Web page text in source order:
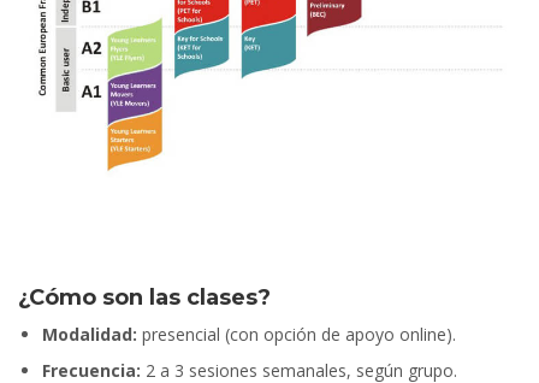
¿Cómo son las clases?
Modalidad: presencial (con opción de apoyo online).
Frecuencia: 2 a 3 sesiones semanales, según grupo.